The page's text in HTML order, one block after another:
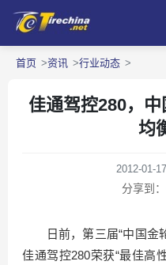
首页 资讯 行业动态
佳通驾控280，
均
2012-01-17
分享到：
日前，第三届“中国金轮
佳通驾控280荣获“最佳高